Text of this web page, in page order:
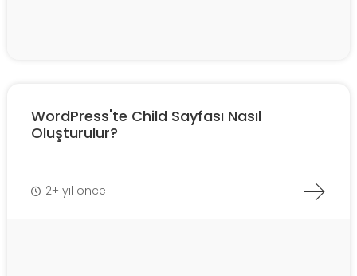
WordPress'te Child Sayfası Nasıl
Oluşturulur?
2+ yıl önce